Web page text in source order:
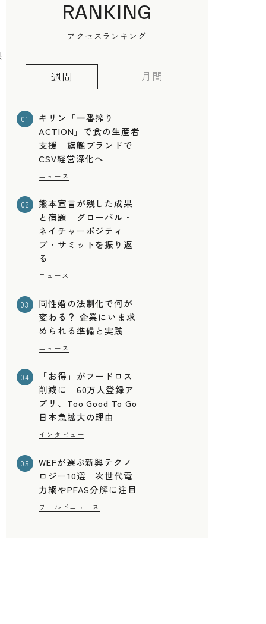
RANKING
アクセスランキング
週間 月間
01
キリン「一番搾り
ACTION」で食の生産者
支援 旗艦ブランドで
CSV経営深化へ
ニュース
02
熊本宣言が残した成果
と宿題 グローバル・
ネイチャーポジティ
ブ・サミットを振り返
る
ニュース
03
同性婚の法制化で何が
変わる？ 企業にいま求
められる準備と実践
ニュース
04
「お得」がフードロス
削減に 60万人登録ア
プリ、Too Good To Go
日本急拡大の理由
インタビュー
05
WEFが選ぶ新興テクノ
ロジー10選 次世代電
力網やPFAS分解に注目
ワールドニュース